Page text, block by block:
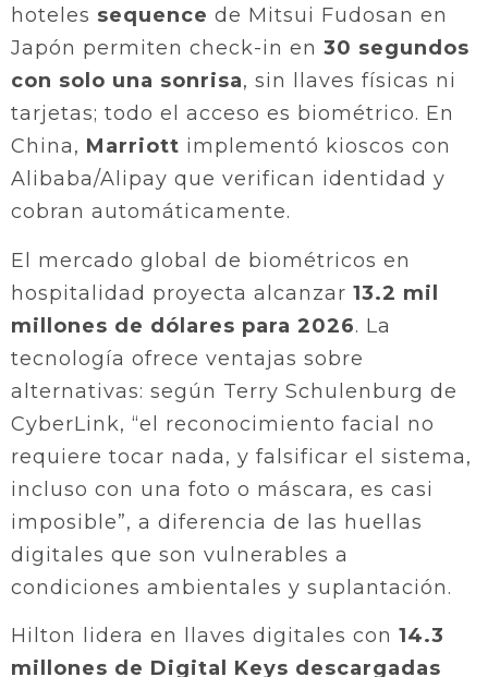
hoteles sequence de Mitsui Fudosan en
Japón permiten check-in en 30 segundos
con solo una sonrisa, sin llaves físicas ni
tarjetas; todo el acceso es biométrico. En
China, Marriott implementó kioscos con
Alibaba/Alipay que verifican identidad y
cobran automáticamente.
El mercado global de biométricos en
hospitalidad proyecta alcanzar 13.2 mil
millones de dólares para 2026. La
tecnología ofrece ventajas sobre
alternativas: según Terry Schulenburg de
CyberLink, “el reconocimiento facial no
requiere tocar nada, y falsificar el sistema,
incluso con una foto o máscara, es casi
imposible”, a diferencia de las huellas
digitales que son vulnerables a
condiciones ambientales y suplantación.
Hilton lidera en llaves digitales con 14.3
millones de Digital Keys descargadas